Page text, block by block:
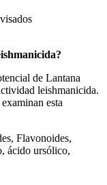
de Lantana
leishmanicida.
esta
Flavonoides,
ácido ursólico,